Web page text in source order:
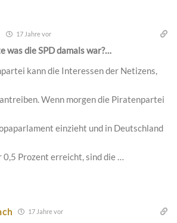
17 Jahre vor
was die SPD damals war?…
kann die Interessen der Netizens,
Wenn morgen die Piratenpartei
einzieht und in Deutschland
0,5 Prozent erreicht, sind die …
17 Jahre vor